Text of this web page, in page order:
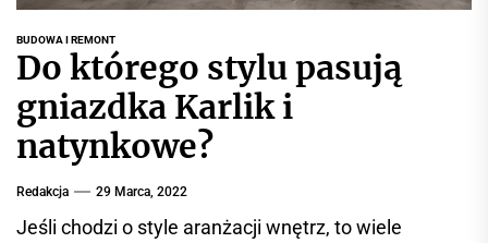
r
s
i
r
BUDOWA I REMONT
Do którego stylu pasują
gniazdka Karlik i
natynkowe?
Redakcja 29 Marca, 2022
Jeśli chodzi o style aranżacji wnętrz, to wiele